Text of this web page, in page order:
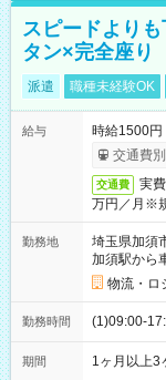
スピードより
タン×完全座り
派遣 職種未経験OK
給与
時給1500円
交通費
交通費
実
万円／月※
勤務地
埼玉県加須
加須駅から
物流・ロ
勤務時間 (1)09:00-
期間 1ヶ月以上3